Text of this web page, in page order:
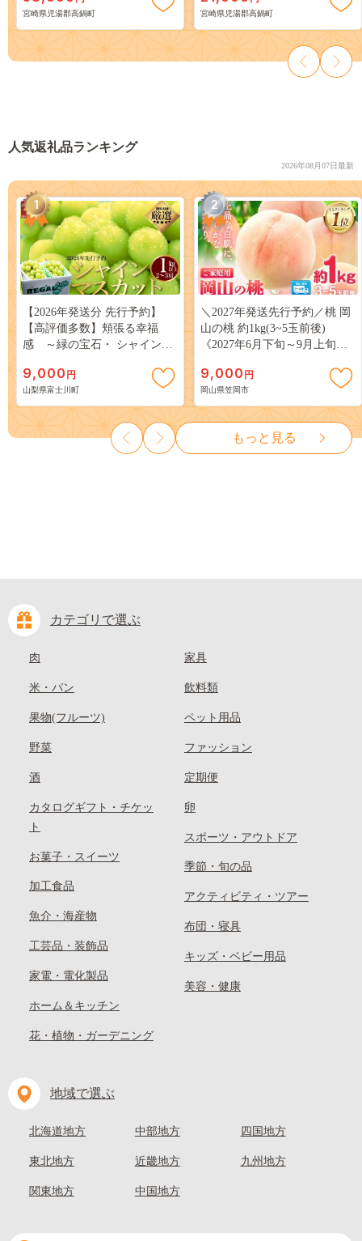
宮崎県児湯郡高鍋町 宮崎県児湯郡高鍋町
人気返礼品ランキング
2026年08月07日最新
1
【2026年発送分 先行予約】
【高評価多数】頬張る幸福
感 ～緑の宝石・ シャインマ
３房） フルーツ 山梨県産 果
物 くだもの シャイン マスカ
ット ぶどう ブドウ 葡萄 大粒
種なし 先行予約 富士川町
10000円 一万円 9000円 九千円
9,000 円
山梨県富士川町
2
＼2027年発送先行予約／桃 岡
山の桃 約1kg(3~5玉前後)
《2027年6月下旬～9月上旬頃
岡山 はくとう スイーツ フル
ーツ 果物 デザート 旬 モモ も
も 先行予約 送料無料 果物 岡
山県 笠岡市 清水白桃 白鳳 白
麗 クール便---
kasaoka_zsy_419_100---
9,000 円
岡山県笠岡市
もっと見る
カテゴリで選ぶ
肉
米・パン
果物(フルーツ)
野菜
酒
カタログギフト・チケッ
ト
お菓子・スイーツ
加工食品
魚介・海産物
工芸品・装飾品
家電・電化製品
ホーム＆キッチン
花・植物・ガーデニング
家具
飲料類
ペット用品
ファッション
定期便
卵
スポーツ・アウトドア
季節・旬の品
アクティビティ・ツアー
布団・寝具
キッズ・ベビー用品
美容・健康
地域で選ぶ
北海道地方
東北地方
関東地方
中部地方
近畿地方
中国地方
四国地方
九州地方